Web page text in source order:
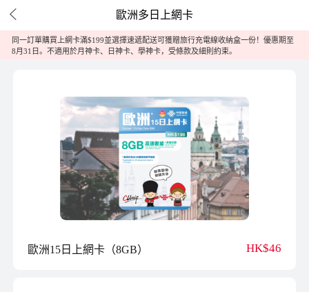
 歐洲多日上網卡
同一訂單購買上網卡滿$199並選擇速遞配送可獲贈旅行充電線收納盒一份！優惠期至
8月31日。不適用於月神卡、日神卡、學神卡，受條款及細則約束。
歐洲15日上網卡（8GB） HK$46